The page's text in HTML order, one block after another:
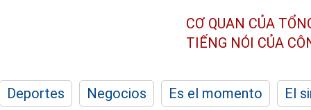
CƠ QUAN CỦA
TIẾNG NÓI CỦA
Deportes Negocios Es el momento
El